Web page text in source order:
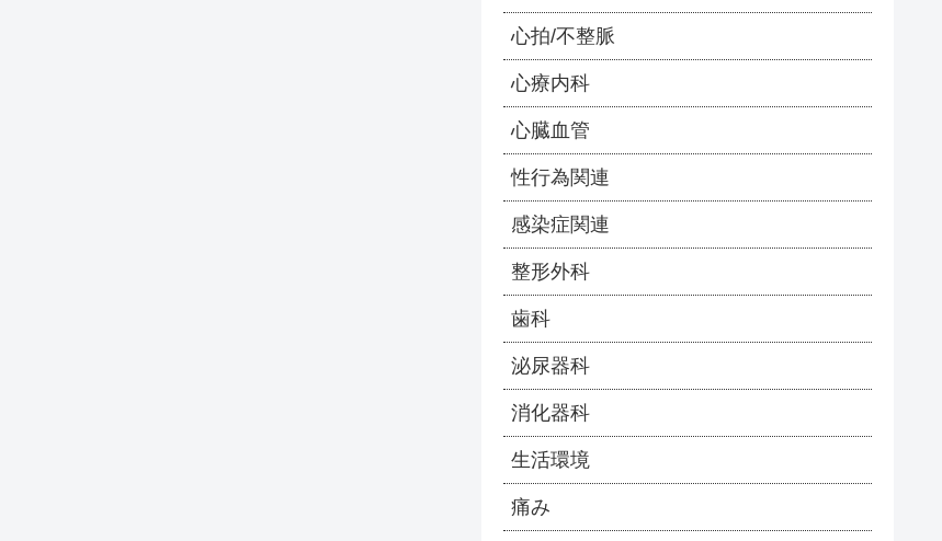
心拍/不整脈
心療内科
心臓血管
性行為関連
感染症関連
整形外科
歯科
泌尿器科
消化器科
生活環境
痛み